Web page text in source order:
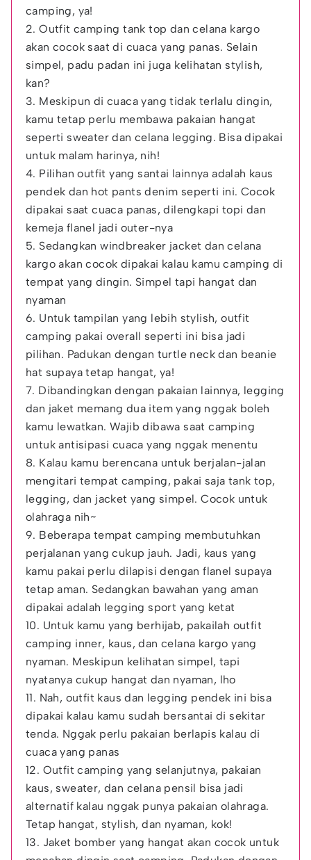
camping, ya!
2. Outfit camping tank top dan celana kargo
akan cocok saat di cuaca yang panas. Selain
simpel, padu padan ini juga kelihatan stylish,
kan?
3. Meskipun di cuaca yang tidak terlalu dingin,
kamu tetap perlu membawa pakaian hangat
seperti sweater dan celana legging. Bisa dipakai
untuk malam harinya, nih!
4. Pilihan outfit yang santai lainnya adalah kaus
pendek dan hot pants denim seperti ini. Cocok
dipakai saat cuaca panas, dilengkapi topi dan
kemeja flanel jadi outer-nya
5. Sedangkan windbreaker jacket dan celana
kargo akan cocok dipakai kalau kamu camping di
tempat yang dingin. Simpel tapi hangat dan
nyaman
6. Untuk tampilan yang lebih stylish, outfit
camping pakai overall seperti ini bisa jadi
pilihan. Padukan dengan turtle neck dan beanie
hat supaya tetap hangat, ya!
7. Dibandingkan dengan pakaian lainnya, legging
dan jaket memang dua item yang nggak boleh
kamu lewatkan. Wajib dibawa saat camping
untuk antisipasi cuaca yang nggak menentu
8. Kalau kamu berencana untuk berjalan-jalan
mengitari tempat camping, pakai saja tank top,
legging, dan jacket yang simpel. Cocok untuk
olahraga nih~
9. Beberapa tempat camping membutuhkan
perjalanan yang cukup jauh. Jadi, kaus yang
kamu pakai perlu dilapisi dengan flanel supaya
tetap aman. Sedangkan bawahan yang aman
dipakai adalah legging sport yang ketat
10. Untuk kamu yang berhijab, pakailah outfit
camping inner, kaus, dan celana kargo yang
nyaman. Meskipun kelihatan simpel, tapi
nyatanya cukup hangat dan nyaman, lho
11. Nah, outfit kaus dan legging pendek ini bisa
dipakai kalau kamu sudah bersantai di sekitar
tenda. Nggak perlu pakaian berlapis kalau di
cuaca yang panas
12. Outfit camping yang selanjutnya, pakaian
kaus, sweater, dan celana pensil bisa jadi
alternatif kalau nggak punya pakaian olahraga.
Tetap hangat, stylish, dan nyaman, kok!
13. Jaket bomber yang hangat akan cocok untuk